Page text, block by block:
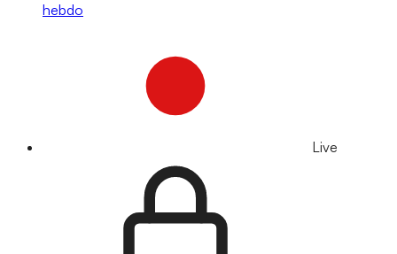
hebdo
Live